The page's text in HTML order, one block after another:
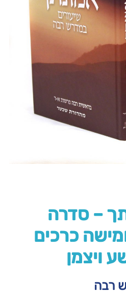
– סדרה
כרכים
ויצמן
רבה